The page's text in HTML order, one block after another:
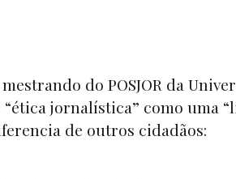
do POSJOR da
jornalística” como uma
de outros cidadãos: